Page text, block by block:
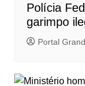
Polícia
garimpo
Portal